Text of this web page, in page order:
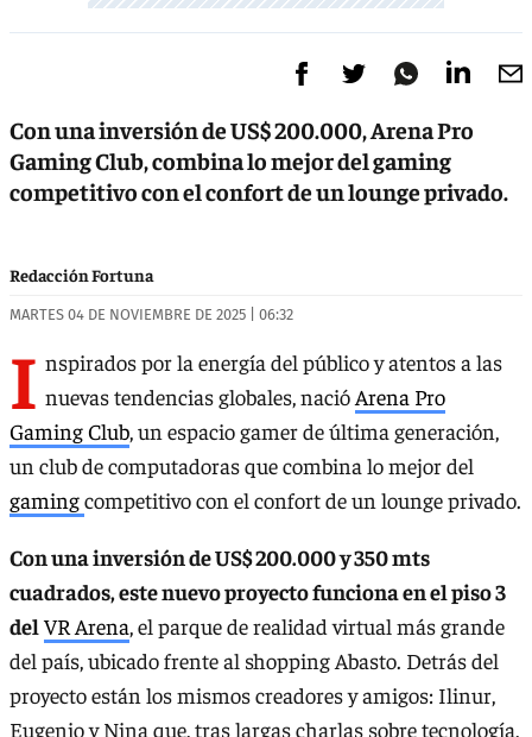
Con una inversión de US$ 200.000, Arena Pro
Gaming Club, combina lo mejor del gaming
competitivo con el confort de un lounge privado.
Redacción Fortuna
MARTES 04 DE NOVIEMBRE DE 2025 | 06:32
I nspirados por la energía del público y atentos a las
nuevas tendencias globales, nació Arena Pro
Gaming Club, un espacio gamer de última generación,
un club de computadoras que combina lo mejor del
gamingcompetitivo con el confort de un lounge privado.
Con una inversión de US$ 200.000 y 350 mts
cuadrados, este nuevo proyecto funciona en el piso 3
del VR Arena, el parque de realidad virtual más grande
del país, ubicado frente al shopping Abasto. Detrás del
proyecto están los mismos creadores y amigos: Ilinur,
Eugenio y Nina que, tras largas charlas sobre tecnología,